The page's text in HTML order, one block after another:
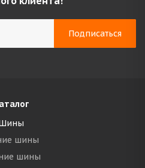
шины
шины